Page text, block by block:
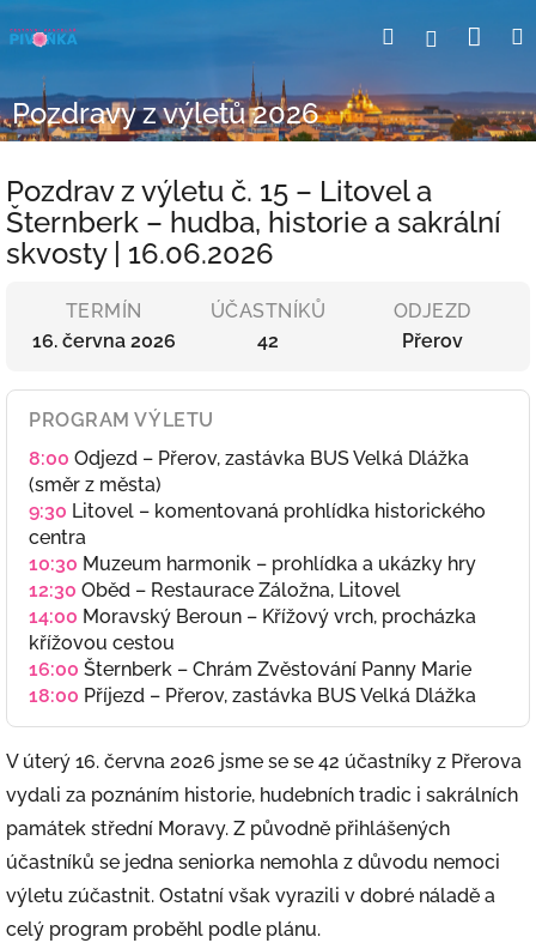
na
HledatPřihlášení
Pozdravy z výletů 2026
Pozdrav z výletu č. 15 – Litovel a
Šternberk – hudba, historie a sakrální
skvosty | 16.06.2026
TERMÍN
16. června 2026
ÚČASTNÍKŮ
42
ODJEZD
Přerov
PROGRAM VÝLETU
8:00 Odjezd – Přerov, zastávka BUS Velká Dlážka
(směr z města)
9:30 Litovel – komentovaná prohlídka historického
centra
10:30 Muzeum harmonik – prohlídka a ukázky hry
12:30 Oběd – Restaurace Záložna, Litovel
14:00 Moravský Beroun – Křížový vrch, procházka
křížovou cestou
16:00 Šternberk – Chrám Zvěstování Panny Marie
18:00 Příjezd – Přerov, zastávka BUS Velká Dlážka
V úterý 16. června 2026 jsme se se 42 účastníky z Přerova
vydali za poznáním historie, hudebních tradic i sakrálních
památek střední Moravy. Z původně přihlášených
účastníků se jedna seniorka nemohla z důvodu nemoci
výletu zúčastnit. Ostatní však vyrazili v dobré náladě a
celý program proběhl podle plánu.